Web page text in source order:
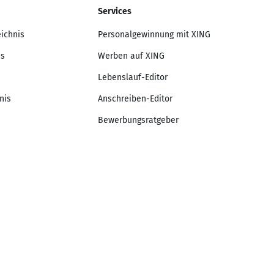
Services
Personalgewinnung mit XING
Werben auf XING
Lebenslauf-Editor
Anschreiben-Editor
Bewerbungsratgeber